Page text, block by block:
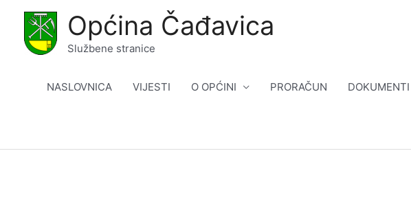
content
Općina Čađavica
Službene stranice
NASLOVNICA VIJESTI O OPĆINI PRORAČUN DOKUMENTI